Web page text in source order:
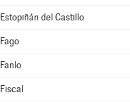
Estopiñán del Castillo
Fago
Fanlo
Fiscal